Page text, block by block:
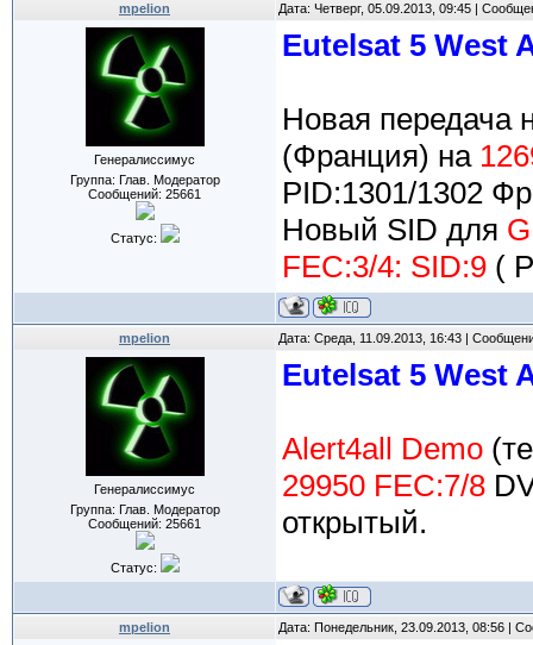
mpelion Дата: Четверг, 05.09.2013, 09:45 |
Генералиссимус
Группа: Глав. Модератор
Сообщений: 25661
Статус:
Eutelsat 5 West
Новая передача
(Франция) на
PID:1301/1302
Новый SID для
FEC:3/4: SID:9 (
mpelion Дата: Среда, 11.09.2013, 16:43 |
Генералиссимус
Группа: Глав. Модератор
Сообщений: 25661
Статус:
Eutelsat 5 West
Alert4all Demo
29950 FEC:7/8
открытый.
mpelion Дата: Понедельник, 23.09.2013, 08:56 |